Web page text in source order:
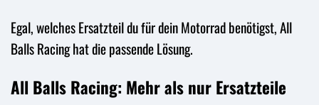
Egal, welches Ersatzteil du für dein Motorrad benötigst, All
Balls Racing hat die passende Lösung.
All Balls Racing: Mehr als nur Ersatzteile